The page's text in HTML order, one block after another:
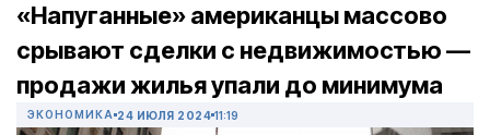
«Напуганные» американцы массово
срывают сделки с недвижимостью —
продажи жилья упали до минимума
ЭКОНОМИКА 24 ИЮЛЯ 2024 11:19